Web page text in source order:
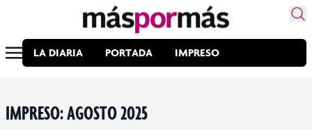
LA DIARIA PORTADA IMPRESO
IMPRESO: AGOSTO 2025